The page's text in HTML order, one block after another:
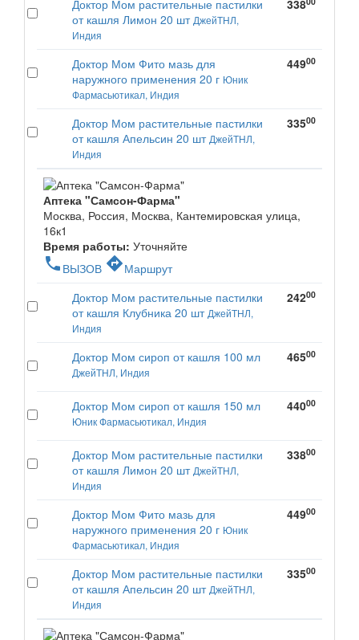
Доктор Мом растительные пастилки
от кашля Лимон 20 шт ДжейТНЛ,
Индия
338
Доктор Мом Фито мазь для
наружного применения 20 г Юник
Фармасьютикал, Индия
44900
Доктор Мом растительные пастилки
от кашля Апельсин 20 шт ДжейТНЛ,
Индия
33500
Аптека "Самсон-Фарма"
Москва, Россия, Москва, Кантемировская улица,
16к1
Время работы: Уточняйте
phone ВЫЗОВ directionsМаршрут
Доктор Мом растительные пастилки
от кашля Клубника 20 шт ДжейТНЛ,
Индия
24200
Доктор Мом сироп от кашля 100 мл
ДжейТНЛ, Индия
46500
Доктор Мом сироп от кашля 150 мл
Юник Фармасьютикал, Индия
44000
Доктор Мом растительные пастилки
от кашля Лимон 20 шт ДжейТНЛ,
Индия
33800
Доктор Мом Фито мазь для
наружного применения 20 г Юник
Фармасьютикал, Индия
44900
Доктор Мом растительные пастилки
от кашля Апельсин 20 шт ДжейТНЛ,
Индия
33500